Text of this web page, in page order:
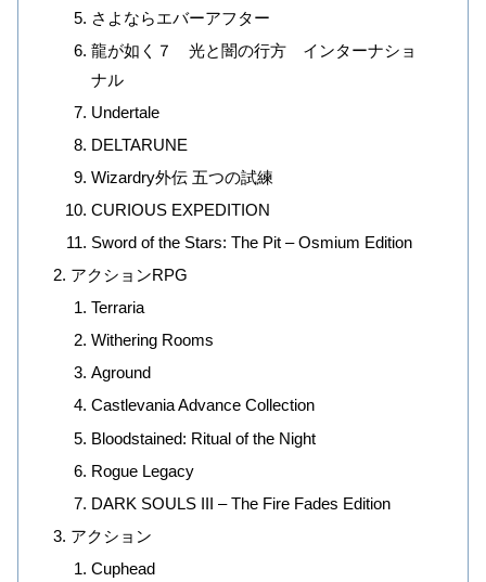
さよならエバーアフター
龍が如く７ 光と闇の行方 インターナショ
ナル
Undertale
DELTARUNE
Wizardry外伝 五つの試練
CURIOUS EXPEDITION
Sword of the Stars: The Pit – Osmium Edition
アクションRPG
Terraria
Withering Rooms
Aground
Castlevania Advance Collection
Bloodstained: Ritual of the Night
Rogue Legacy
DARK SOULS III – The Fire Fades Edition
アクション
Cuphead